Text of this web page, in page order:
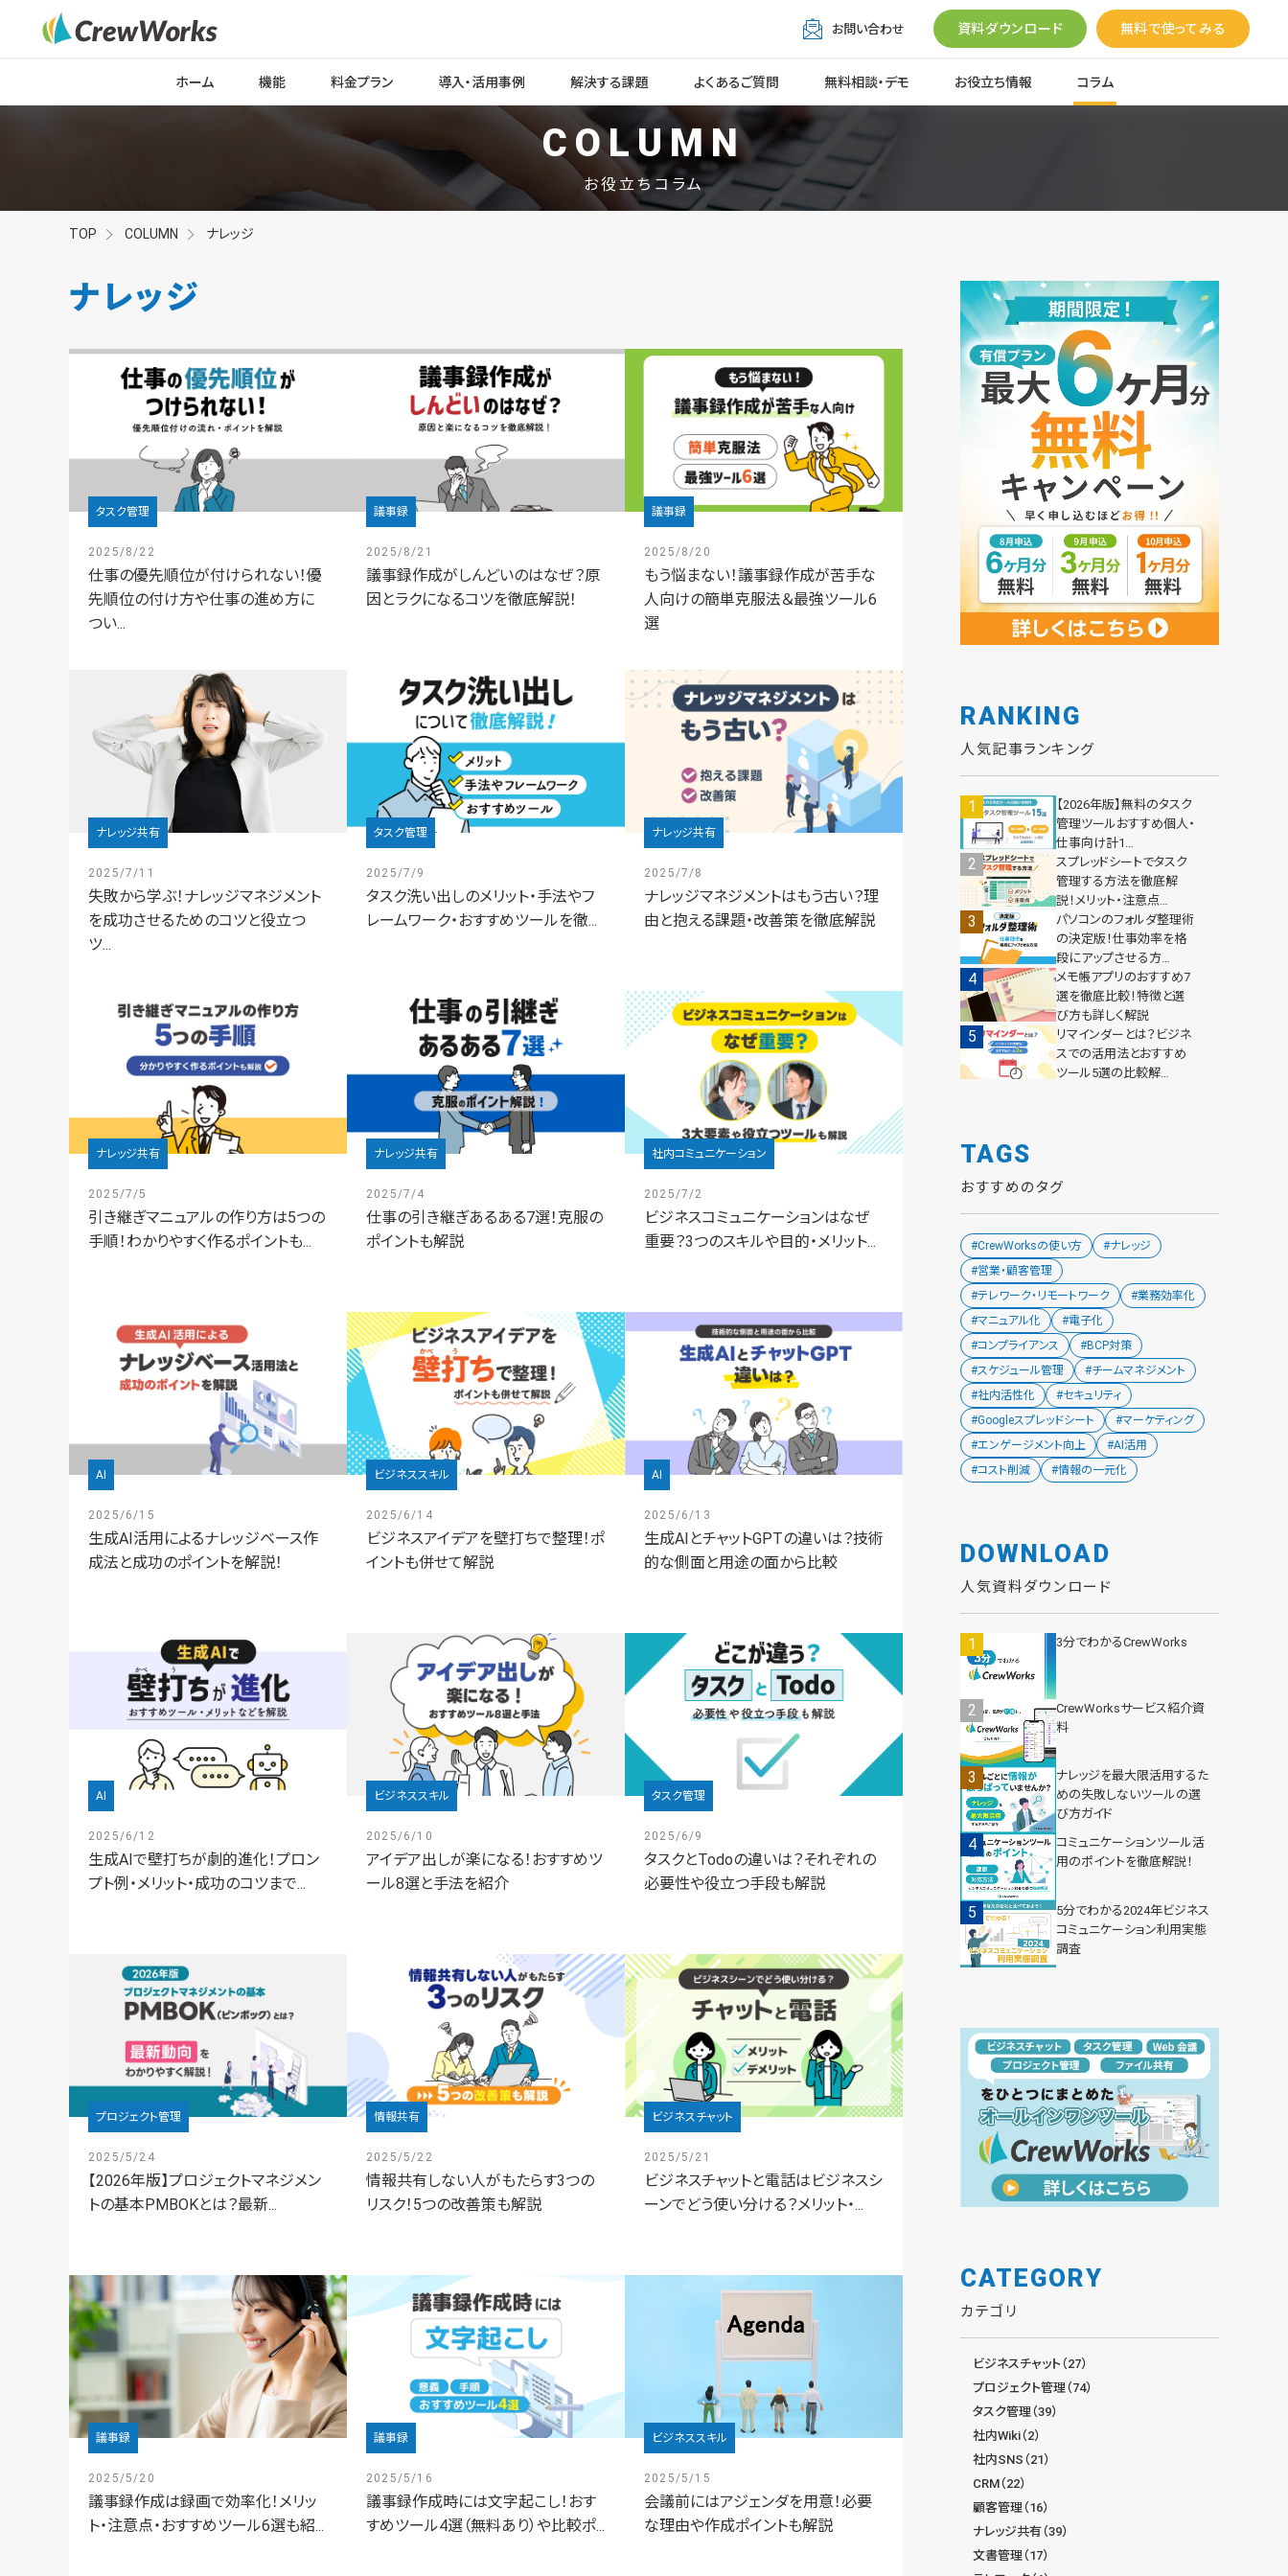
お問い合わせ 資料ダウンロード 無料で使ってみる
ホーム 機能 料金プラン 導入・活用事例 解決する課題 よくあるご質問 無料相談・デモ お役立ち情報 コラム
COLUMN
お役立ちコラム
TOP COLUMN ナレッジ
ナレッジ
タスク管理
2025/8/22
仕事の優先順位が付けられない！優
先順位の付け方や仕事の進め方に
つい...
議事録
2025/8/21
議事録作成がしんどいのはなぜ？原
因とラクになるコツを徹底解説！
議事録
2025/8/20
もう悩まない！議事録作成が苦手な
人向けの簡単克服法＆最強ツール6
選
ナレッジ共有
2025/7/11
失敗から学ぶ！ナレッジマネジメント
を成功させるためのコツと役立つ
ツ...
タスク管理
2025/7/9
タスク洗い出しのメリット・手法やフ
レームワーク・おすすめツールを徹...
ナレッジ共有
2025/7/8
ナレッジマネジメントはもう古い？理
由と抱える課題・改善策を徹底解説
ナレッジ共有
2025/7/5
引き継ぎマニュアルの作り方は5つの
手順！わかりやすく作るポイントも...
ナレッジ共有
2025/7/4
仕事の引き継ぎあるある7選！克服の
ポイントも解説
社内コミュニケーション
2025/7/2
ビジネスコミュニケーションはなぜ
重要？3つのスキルや目的・メリット...
AI
2025/6/15
生成AI活用によるナレッジベース作
成法と成功のポイントを解説！
ビジネススキル
2025/6/14
ビジネスアイデアを壁打ちで整理！ポ
イントも併せて解説
AI
2025/6/13
生成AIとチャットGPTの違いは？技術
的な側面と用途の面から比較
AI
2025/6/12
生成AIで壁打ちが劇的進化！プロン
プト例・メリット・成功のコツまで...
ビジネススキル
2025/6/10
アイデア出しが楽になる！おすすめツ
ール8選と手法を紹介
タスク管理
2025/6/9
タスクとTodoの違いは？それぞれの
必要性や役立つ手段も解説
プロジェクト管理
2025/5/24
【2026年版】プロジェクトマネジメン
トの基本PMBOKとは？最新...
情報共有
2025/5/22
情報共有しない人がもたらす3つの
リスク！5つの改善策も解説
ビジネスチャット
2025/5/21
ビジネスチャットと電話はビジネスシ
ーンでどう使い分ける？メリット・...
議事録
2025/5/20
議事録作成は録画で効率化！メリッ
ト・注意点・おすすめツール6選も紹...
議事録
2025/5/16
議事録作成時には文字起こし！おす
すめツール4選（無料あり）や比較ポ...
ビジネススキル
2025/5/15
会議前にはアジェンダを用意！必要
な理由や作成ポイントも解説
RANKING
人気記事ランキング
【2026年版】無料のタスク
管理ツールおすすめ個人・
仕事向け計1…
スプレッドシートでタスク
管理する方法を徹底解
説！メリット・注意点…
パソコンのフォルダ整理術
の決定版！仕事効率を格
段にアップさせる方…
メモ帳アプリのおすすめ7
選を徹底比較！特徴と選
び方も詳しく解説
リマインダーとは？ビジネ
スでの活用法とおすすめ
ツール5選の比較解…
TAGS
おすすめのタグ
#CrewWorksの使い方
#ナレッジ
#営業・顧客管理
#テレワーク・リモートワーク
#業務効率化
#マニュアル化
#電子化
#コンプライアンス
#BCP対策
#スケジュール管理
#チームマネジメント
#社内活性化
#セキュリティ
#Googleスプレッドシート
#マーケティング
#エンゲージメント向上
#AI活用
#コスト削減
#情報の一元化
DOWNLOAD
人気資料ダウンロード
3分でわかるCrewWorks
CrewWorksサービス紹介資
料
ナレッジを最大限活用するた
めの失敗しないツールの選
び方ガイド
コミュニケーションツール活
用のポイントを徹底解説！
5分でわかる2024年ビジネス
コミュニケーション利用実態
調査
CATEGORY
カテゴリ
ビジネスチャット（27）
プロジェクト管理（74）
タスク管理（39）
社内Wiki（2）
社内SNS（21）
CRM（22）
顧客管理（16）
ナレッジ共有（39）
文書管理（17）